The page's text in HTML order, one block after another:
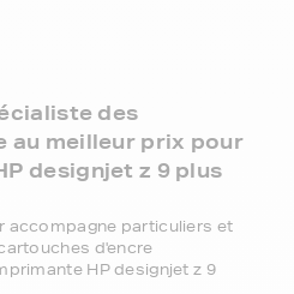
des
au meilleur prix pour
designjet z 9 plus
accompagne particuliers et
d'encre
HP designjet z 9